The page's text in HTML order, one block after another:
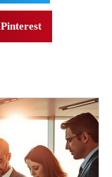
Pinterest